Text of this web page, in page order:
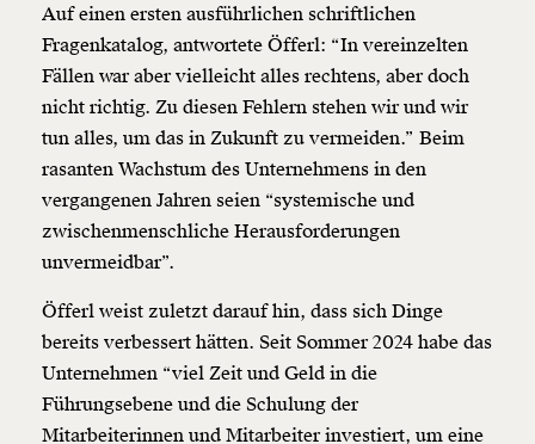
Auf einen ersten ausführlichen schriftlichen
Fragenkatalog, antwortete Öfferl: “In vereinzelten
Fällen war aber vielleicht alles rechtens, aber doch
nicht richtig. Zu diesen Fehlern stehen wir und wir
tun alles, um das in Zukunft zu vermeiden.” Beim
rasanten Wachstum des Unternehmens in den
vergangenen Jahren seien “systemische und
zwischenmenschliche Herausforderungen
unvermeidbar”.
Öfferl weist zuletzt darauf hin, dass sich Dinge
bereits verbessert hätten. Seit Sommer 2024 habe das
Unternehmen “viel Zeit und Geld in die
Führungsebene und die Schulung der
Mitarbeiterinnen und Mitarbeiter investiert, um eine